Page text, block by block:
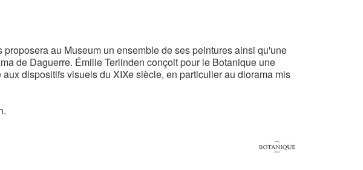
au Museum un ensemble de ses peintures ainsi qu'une
de Daguerre. Émilie Terlinden conçoit pour le Botanique une
dispositifs visuels du XIXe siècle, en particulier au diorama mis